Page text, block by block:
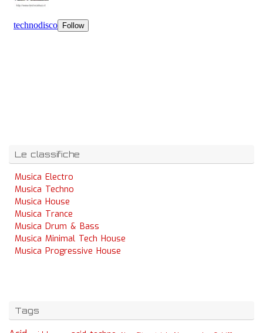
Le classifiche
Musica Electro
Musica Techno
Musica House
Musica Trance
Musica Drum & Bass
Musica Minimal Tech House
Musica Progressive House
Tags